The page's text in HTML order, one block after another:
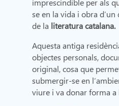
imprescindible per als
se en la vida i obra
de la literatura catalana.
Aquesta antiga
objectes personals,
original, cosa que
submergir-se en
viure i va donar forma a